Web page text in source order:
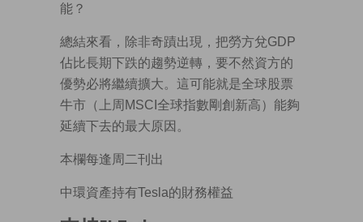
能？
總結來看，除非奇蹟出現，把勞方兌GDP
佔比長期下跌的趨勢逆轉，要不然資方的
優勢必將繼續擴大。這可能就是全球股票
牛市（上周MSCI全球指數剛創新高）能夠
延續下去的最大原因。
本欄每逢周二刊出
中環資產持有Tesla的財務權益